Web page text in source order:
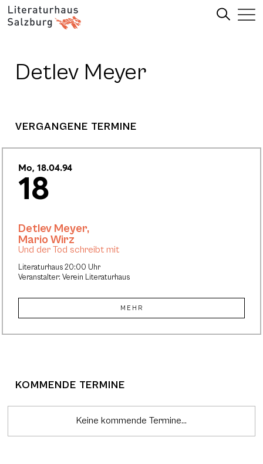
Detlev Meyer
VERGANGENE TERMINE
Mo, 18.04.94
18
Literaturhaus 20:00 Uhr
Veranstalter: Verein Literaturhaus
Detlev Meyer,
Mario Wirz
Und der Tod schreibt mit
MEHR
KOMMENDE TERMINE
Keine kommende Termine...